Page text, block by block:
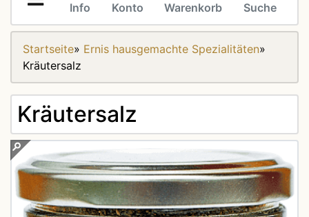
Info Konto Warenkorb Suche
Startseite» Ernis hausgemachte Spezialitäten»
Kräutersalz
Kräutersalz